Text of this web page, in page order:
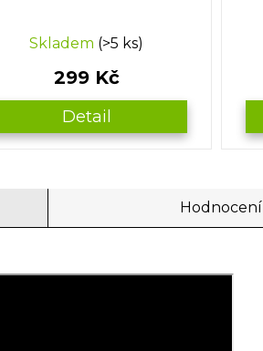
Skladem (>5 ks)
299 Kč
Detail
Hodnocení